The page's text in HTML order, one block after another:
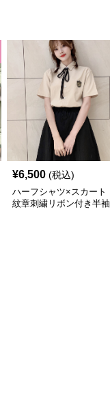
¥6,500 (税込)
ハーフシャツ×スカート
紋章刺繍リボン付き半袖